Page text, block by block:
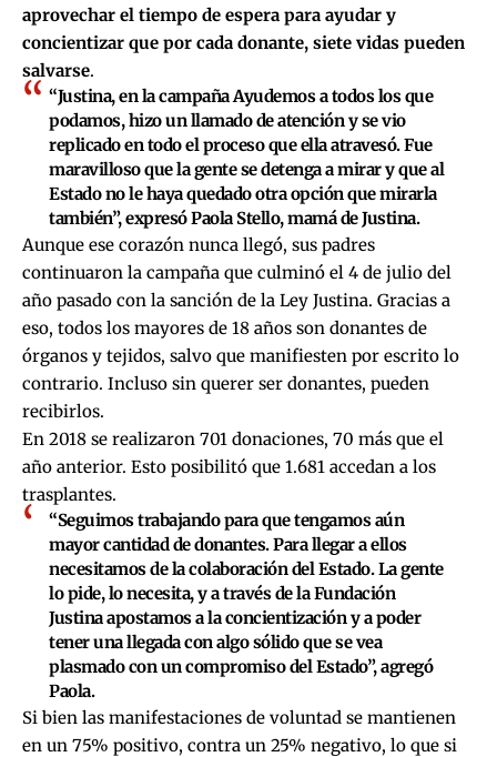
aprovechar el tiempo de espera para ayudar y
concientizar que por cada donante, siete vidas pueden
salvarse.
“Justina, en la campaña Ayudemos a todos los que
podamos, hizo un llamado de atención y se vio
replicado en todo el proceso que ella atravesó. Fue
maravilloso que la gente se detenga a mirar y que al
Estado no le haya quedado otra opción que mirarla
también”, expresó Paola Stello, mamá de Justina.
Aunque ese corazón nunca llegó, sus padres
continuaron la campaña que culminó el 4 de julio del
año pasado con la sanción de la Ley Justina. Gracias a
eso, todos los mayores de 18 años son donantes de
órganos y tejidos, salvo que manifiesten por escrito lo
contrario. Incluso sin querer ser donantes, pueden
recibirlos.
En 2018 se realizaron 701 donaciones, 70 más que el
año anterior. Esto posibilitó que 1.681 accedan a los
trasplantes.
“Seguimos trabajando para que tengamos aún
mayor cantidad de donantes. Para llegar a ellos
necesitamos de la colaboración del Estado. La gente
lo pide, lo necesita, y a través de la Fundación
Justina apostamos a la concientización y a poder
tener una llegada con algo sólido que se vea
plasmado con un compromiso del Estado”, agregó
Paola.
Si bien las manifestaciones de voluntad se mantienen
en un 75% positivo, contra un 25% negativo, lo que si